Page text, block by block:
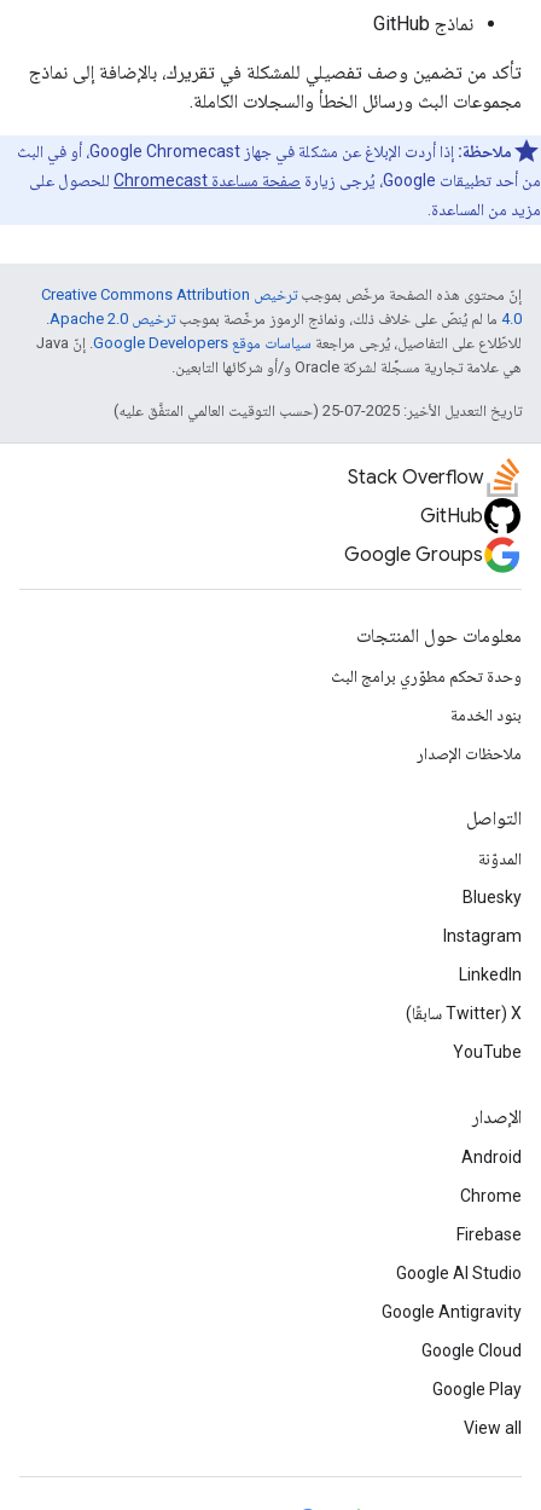
نماذج GitHub
تأكد من تضمين وصف تفصيلي للمشكلة في تقريرك، بالإضافة إلى نماذج
مجموعات البث ورسائل الخطأ والسجلات الكاملة.
ملاحظة:
إذا أردت الإبلاغ عن مشكلة في جهاز Google Chromecast، أو في البث
من أحد تطبيقات Google، يُرجى زيارة
صفحة مساعدة Chromecast
للحصول على
مزيد من المساعدة.
إنّ محتوى هذه الصفحة مرخّص بموجب
ترخيص Creative Commons Attribution
4.0‏ ما لم يُنصّ على خلاف ذلك، ونماذج الرموز مرخّصة بموجبترخيص Apache 2.0‏
.
للاطّلاع على التفاصيل، يُرجى مراجعة سياسات موقع Google Developers‏
. إنّ Java
هي علامة تجارية مسجَّلة لشركة Oracle و/أو شركائها التابعين.
تاريخ التعديل الأخير: 2025-07-25 (حسب التوقيت العالمي المتفَّق عليه)
Stack Overflow
GitHub
Google Groups
معلومات حول المنتجات
وحدة تحكم مطوّري برامج البث
بنود الخدمة
ملاحظات الإصدار
التواصل
المدوّنة
Bluesky
Instagram
LinkedIn
‫X ‏(Twitter سابقًا)
YouTube
الإصدار
Android
Chrome
Firebase
Google AI Studio
Google Antigravity
Google Cloud
Google Play
View all